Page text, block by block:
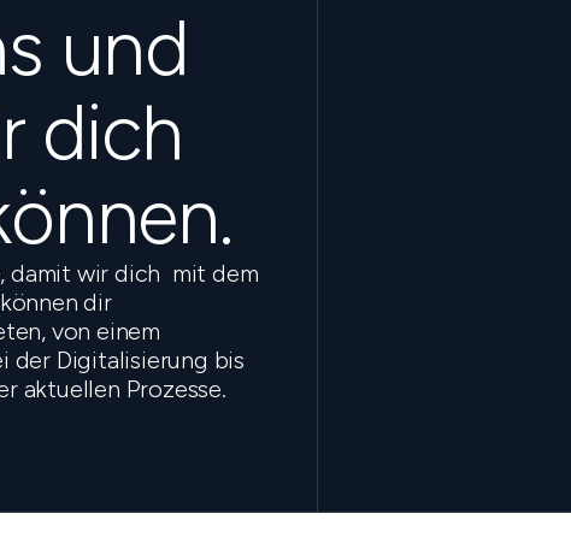
und
dich
damit wir dich mit dem
dir
von einem
der Digitalisierung bis
aktuellen Prozesse.